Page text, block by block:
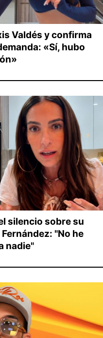
Valdés y confirma
«Sí, hubo
silencio sobre su
"No he
nadie"